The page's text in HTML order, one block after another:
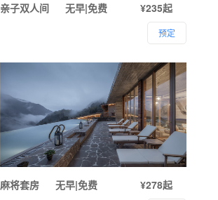
亲子双人间 ¥235起
无早|免费
预定
麻将套房 ¥278起
无早|免费